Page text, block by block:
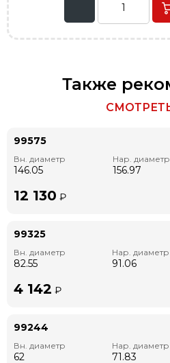
Также
99575
Вн. диаметр
146.05
Нар. диаметр
156.97
12 130 ₽
99325
Вн. диаметр
82.55
Нар. диаметр
91.06
4 142 ₽
99244
Вн. диаметр
62
Нар. диаметр
71.83